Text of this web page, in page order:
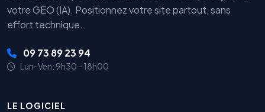
votre GEO (IA). Positionnez votre site partout, sans
effort technique.
09 73 89 23 94
Lun-Ven: 9h30 - 18h00
LE LOGICIEL